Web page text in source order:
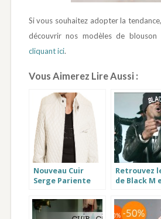
Si vous souhaitez adopter la
découvrir nos modèles de
cliquant ici.
Vous Aimerez Lire Aussi :
Nouveau Cuir
Serge Pariente
une exclusivite
Cuir-City
Retrouvez
de Black M
le blouson
sexion d